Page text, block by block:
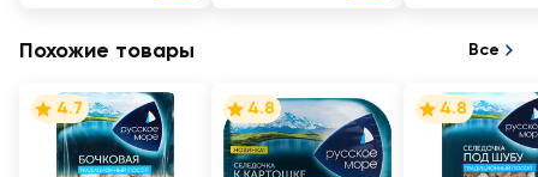
Похожие товары Все
4.7 4.8 4.8